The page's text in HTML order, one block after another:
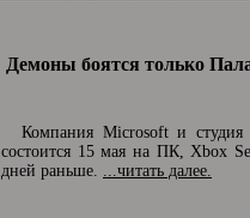
Демоны боятся только
Компания Microsoft и
состоится 15 мая на ПК, Xbox
дней раньше. ...читать далее.